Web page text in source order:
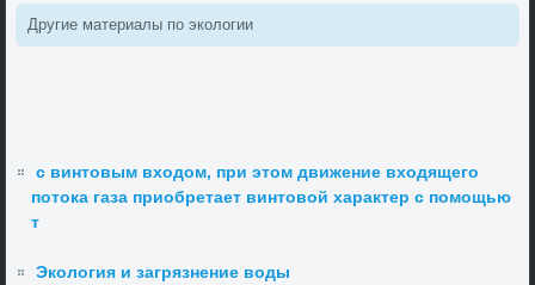
Другие материалы по эколοгии
с винтовым входом, при этом движение входящего
потока газа приобретает винтовой характер с помощью
т
Экология и загрязнение воды